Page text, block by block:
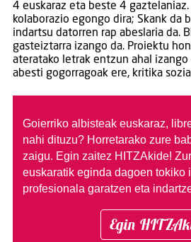
4 euskaraz eta beste 4 gaztelaniaz.
kolaborazio egongo dira; Skank da
indartsu datorren rap abeslaria da.
gasteiztarra izango da. Proiektu
ateratako letrak entzun ahal izango
abesti gogorragoak ere, kritika
Goierriko albisteak euskaraz,
nahi dituzu? Horretarako zure
zaigu. Egin zaitez HITZAkide!
euskaratik eginda dagoen tokiko
profesionala garatzen eta
Egin